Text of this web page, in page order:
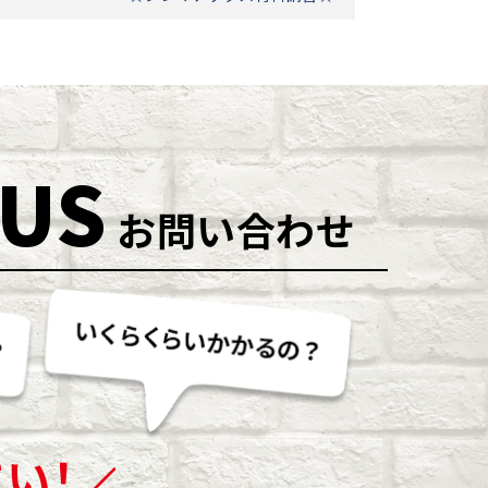
お問い合わせ